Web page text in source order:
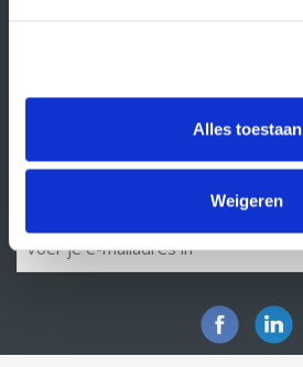
Alles toestaan
Weigeren
Privacy statement
Nieuwsbrief
Schrijf je in voor onze nieuwsbrief